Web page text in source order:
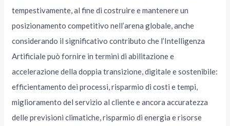
tempestivamente, al fine di costruire e mantenere un
posizionamento competitivo nell’arena globale, anche
considerando il significativo contributo che l’Intelligenza
Artificiale può fornire in termini di abilitazione e
accelerazione della doppia transizione, digitale e sostenibile:
efficientamento dei processi, risparmio di costi e tempi,
miglioramento del servizio al cliente e ancora accuratezza
delle previsioni climatiche, risparmio di energia e risorse